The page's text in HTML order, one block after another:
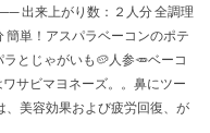
上がり数：２人分 全調理
簡単！アスパラベーコンのポテ
とじゃがいも🥔人参🥕ベーコ
サビマヨネーズ。。鼻にツー
、美容効果および疲労回復、が